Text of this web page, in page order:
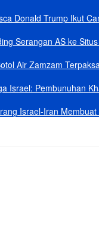
Donald Trump Ikut
Serangan AS ke
Air Zamzam
Israel: Pembunuhan
Israel-Iran